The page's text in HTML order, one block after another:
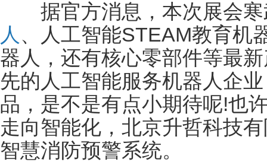
据官方消息，本次展会寒
人 、人工智能STEAM教育机
器人，还有核心零部件等最
先的人工智能服务机器人企
品，是不是有点小期待呢!也
走向智能化，北京升哲科技
智慧消防预警系统。